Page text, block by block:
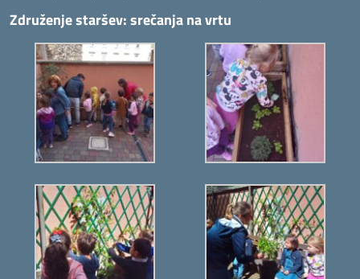
Združenje staršev: srečanja na vrtu